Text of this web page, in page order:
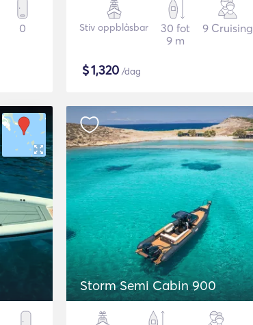
0 Stiv oppblåsbar
30 fot
9 m
9 Cruising
$1,320 /dag
Storm Semi Cabin 900